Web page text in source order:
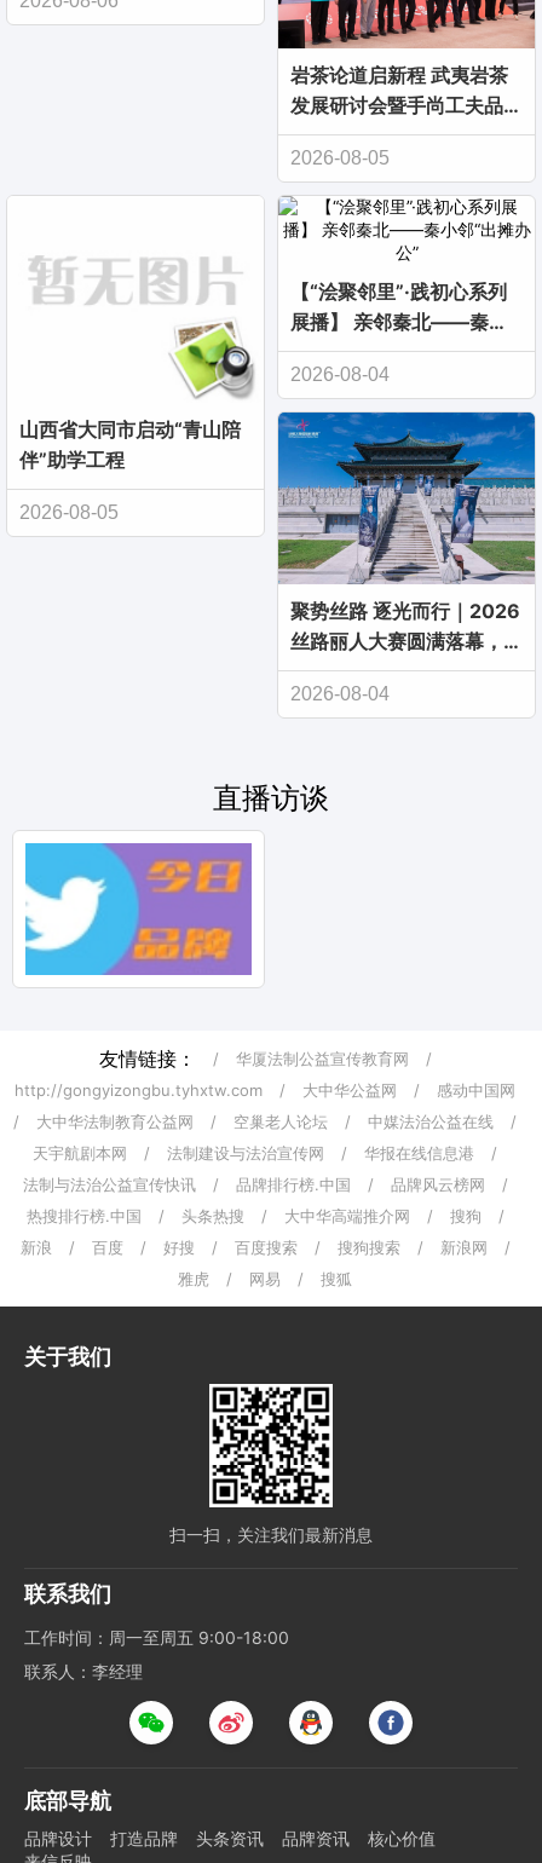
岩茶论道启新程 武夷岩茶
发展研讨会暨手尚工夫品牌
升级发布会于榕城举办
2026-08-05
山西省大同市启动“青山陪
伴”助学工程
2026-08-05
【“浍聚邻里”·践初心系列
展播】 亲邻秦北——秦小
邻“出摊办公”
2026-08-04
聚势丝路 逐光而行｜2026
丝路丽人大赛圆满落幕，全
国模特团队共赴时尚盛事
2026-08-04
直播访谈
友情链接： / 华厦法制公益宣传教育网
/
http://gongyizongbu.tyhxtw.com
/ 大中华公益网 /
感动中国网
/
大中华法制教育公益网 / 空巢老人论坛 / 中媒法治公益在线
/
天宇航剧本网
/ 法制建设与法治宣传网 / 华报在线信息港
/
法制与法治公益宣传快讯
/ 品牌排行榜.中国 / 品牌风云榜网
/
热搜排行榜.中国
/ 头条热搜 / 大中华高端推介网 / 搜狗
/
新浪
/ 百度 / 好搜 / 百度搜索 / 搜狗搜索 / 新浪网
/
雅虎
/ 网易 / 搜狐
关于我们
扫一扫，关注我们最新消息
联系我们
工作时间：周一至周五 9:00-18:00
联系人：李经理
底部导航
品牌设计 打造品牌 头条资讯 品牌资讯
核心价值